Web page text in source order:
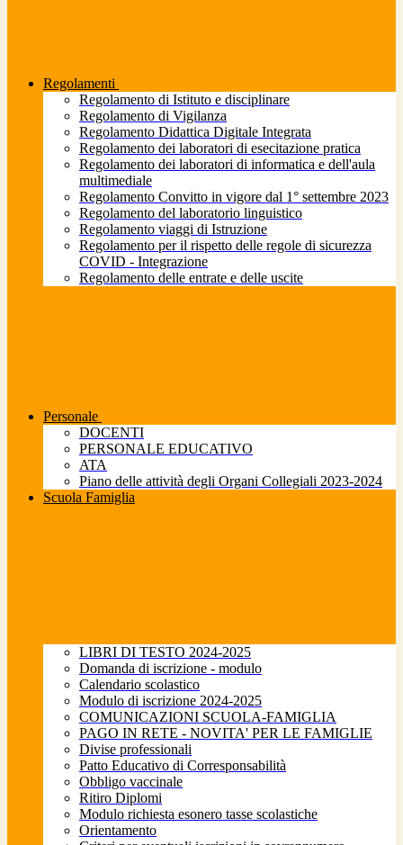
Regolamenti
Regolamento di Istituto e disciplinare
Regolamento di Vigilanza
Regolamento Didattica Digitale Integrata
Regolamento dei laboratori di esecitazione pratica
Regolamento dei laboratori di informatica e dell'aula
multimediale
Regolamento Convitto in vigore dal 1° settembre 2023
Regolamento del laboratorio linguistico
Regolamento viaggi di Istruzione
Regolamento per il rispetto delle regole di sicurezza
COVID - Integrazione
Regolamento delle entrate e delle uscite
Personale
DOCENTI
PERSONALE EDUCATIVO
ATA
Piano delle attività degli Organi Collegiali 2023-2024
Scuola Famiglia
LIBRI DI TESTO 2024-2025
Domanda di iscrizione - modulo
Calendario scolastico
Modulo di iscrizione 2024-2025
COMUNICAZIONI SCUOLA-FAMIGLIA
PAGO IN RETE - NOVITA' PER LE FAMIGLIE
Divise professionali
Patto Educativo di Corresponsabilità
Obbligo vaccinale
Ritiro Diplomi
Modulo richiesta esonero tasse scolastiche
Orientamento